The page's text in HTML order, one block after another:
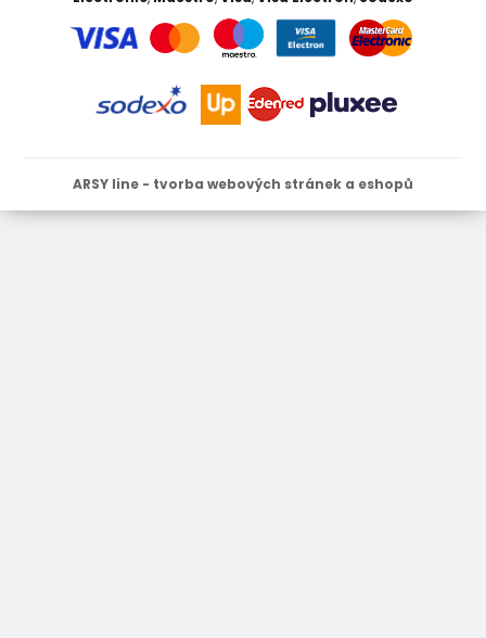
ARSY line - tvorba webových stránek a eshopů